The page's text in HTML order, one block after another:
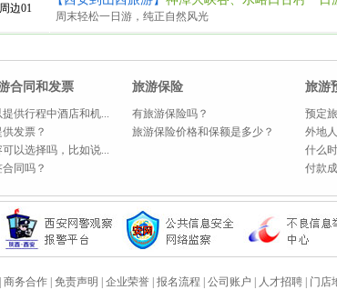
周边01
周末轻松一日游，纯正自然风光
合同和发票
供行程中酒店和机...
发票？
以选择吗，比如说...
同吗？
旅游保险
有旅游保险吗？
旅游保险价格和保额是多少？
旅游
预定
外地
什么
付款
商务合作 免责声明 企业荣誉 报名流程 公司账户 人才招聘 门店